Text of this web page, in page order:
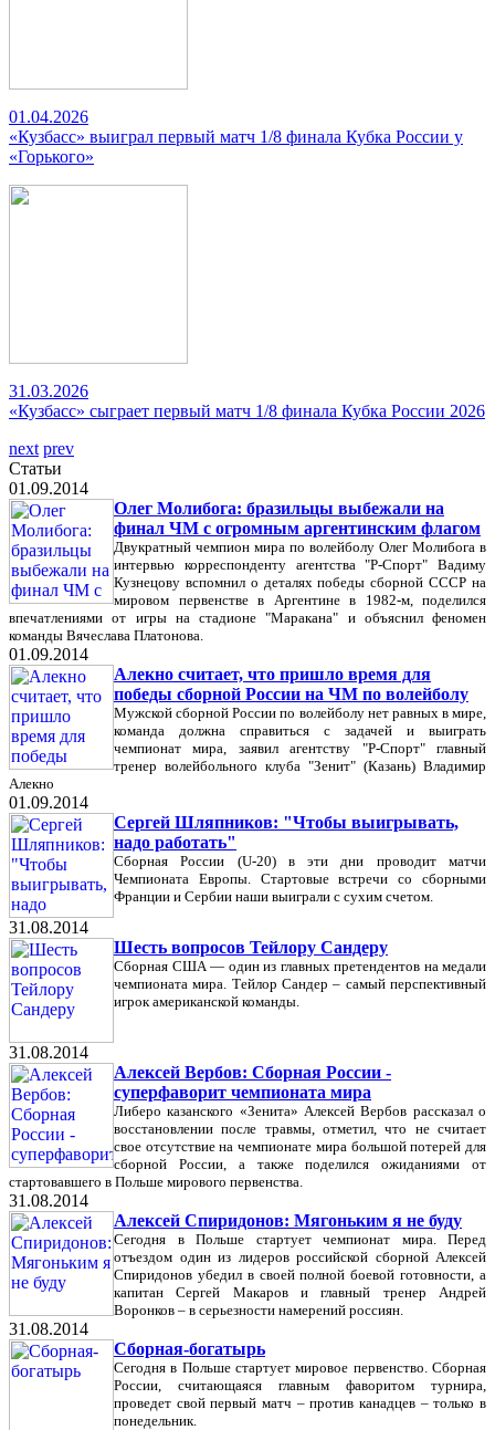
01.04.2026
«Кузбасс» выиграл первый матч 1/8 финала Кубка России у
«Горького»
31.03.2026
«Кузбасс» сыграет первый матч 1/8 финала Кубка России 2026
next prev
Статьи
01.09.2014
Олег Молибога: бразильцы выбежали на
финал ЧМ с огромным аргентинским флагом
Двукратный чемпион мира по волейболу Олег Молибога в
интервью корреспонденту агентства "Р-Спорт" Вадиму
Кузнецову вспомнил о деталях победы сборной СССР на
мировом первенстве в Аргентине в 1982-м, поделился
впечатлениями от игры на стадионе "Маракана" и объяснил феномен
команды Вячеслава Платонова.
01.09.2014
Алекно считает, что пришло время для
победы сборной России на ЧМ по волейболу
Мужской сборной России по волейболу нет равных в мире,
команда должна справиться с задачей и выиграть
чемпионат мира, заявил агентству "Р-Спорт" главный
тренер волейбольного клуба "Зенит" (Казань) Владимир
Алекно
01.09.2014
Сергей Шляпников: "Чтобы выигрывать,
надо работать"
Сборная России (U-20) в эти дни проводит матчи
Чемпионата Европы. Стартовые встречи со сборными
Франции и Сербии наши выиграли с сухим счетом.
31.08.2014
Шесть вопросов Тейлору Сандеру
Сборная США — один из главных претендентов на медали
чемпионата мира. Тейлор Сандер – самый перспективный
игрок американской команды.
31.08.2014
Алексей Вербов: Сборная России -
суперфаворит чемпионата мира
Либеро казанского «Зенита» Алексей Вербов рассказал о
восстановлении после травмы, отметил, что не считает
свое отсутствие на чемпионате мира большой потерей для
сборной России, а также поделился ожиданиями от
стартовавшего в Польше мирового первенства.
31.08.2014
Алексей Спиридонов: Мягоньким я не буду
Сегодня в Польше стартует чемпионат мира. Перед
отъездом один из лидеров российской сборной Алексей
Спиридонов убедил в своей полной боевой готовности, а
капитан Сергей Макаров и главный тренер Андрей
Воронков – в серьезности намерений россиян.
31.08.2014
Сборная-богатырь
Сегодня в Польше стартует мировое первенство. Сборная
России, считающаяся главным фаворитом турнира,
проведет свой первый матч – против канадцев – только в
понедельник.